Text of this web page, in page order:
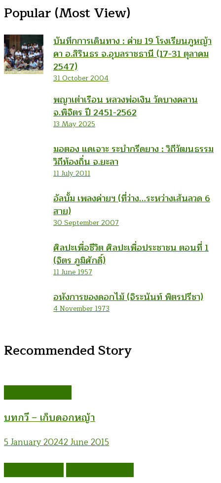
Popular (Most View)
บันทึกการเดินทาง : ค่าย 19 โรงเรียนภูหญ้า
คา อ.สิรินธร จ.อุบลราชธานี (17-31 ตุลาคม
2547)
31 October 2004
พญาเต่าเรือน หลวงพ่อเงิน วัดบางคลาน
จ.พิจิตร ปี 2451-2562
13 May 2025
มอตอง แดเจาะ ระบำกรีดยาง : วิถีวัฒนธรรม
วิถีท้องถิ่น จ.ยะลา
11 July 2011
อัลบั้ม เพลงค่ายฯ (ที่ว่าง…ระหว่างเส้นลวด 6
สาย)
30 September 2007
ศิลปะเพื่อชีวิต ศิลปะเพื่อประชาชน ตอนที่ 1
(จิตร ภูมิศักดิ์)
11 June 1957
อหังการของดอกไม้ (จิระนันท์ พิตรปรีชา)
4 November 1973
Recommended Story
บทกวี – เก็บดอกหญ้า
5 January 20242 June 2015